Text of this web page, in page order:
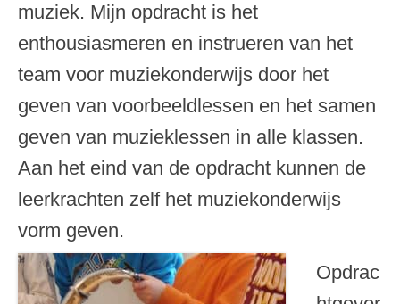
muziek. Mijn opdracht is het
enthousiasmeren en instrueren van het
team voor muziekonderwijs door het
geven van voorbeeldlessen en het samen
geven van muzieklessen in alle klassen.
Aan het eind van de opdracht kunnen de
leerkrachten zelf het muziekonderwijs
vorm geven.
Opdrac